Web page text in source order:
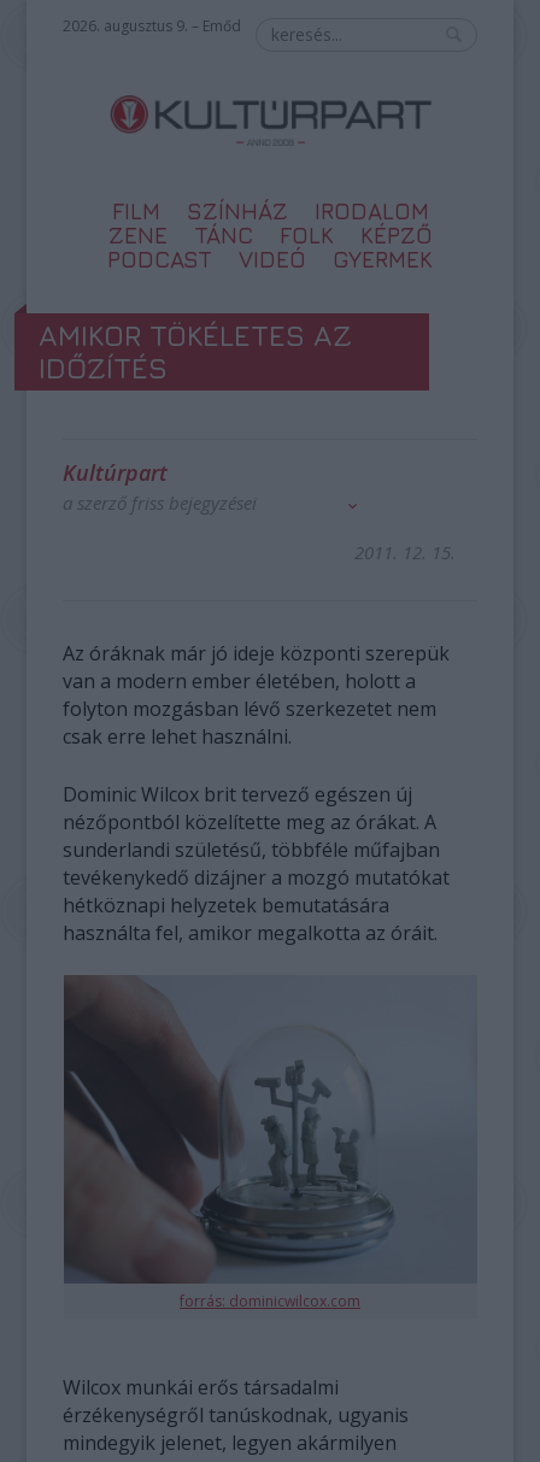
2026. augusztus 9. – Emőd
FILM SZÍNHÁZ
IRODALOM
ZENE
TÁNC FOLK
KÉPZŐ
PODCAST
VIDEÓ GYERMEK
AMIKOR TÖKÉLETES AZ
IDŐZÍTÉS
Kultúrpart
a szerző friss bejegyzései
2011. 12. 15.
Az óráknak már jó ideje központi szerepük
van a modern ember életében, holott a
folyton mozgásban lévő szerkezetet nem
csak erre lehet használni.
Dominic Wilcox brit tervező egészen új
nézőpontból közelítette meg az órákat. A
sunderlandi születésű, többféle műfajban
tevékenykedő dizájner a mozgó mutatókat
hétköznapi helyzetek bemutatására
használta fel, amikor megalkotta az óráit.
forrás: dominicwilcox.com
Wilcox munkái erős társadalmi
érzékenységről tanúskodnak, ugyanis
mindegyik jelenet, legyen akármilyen